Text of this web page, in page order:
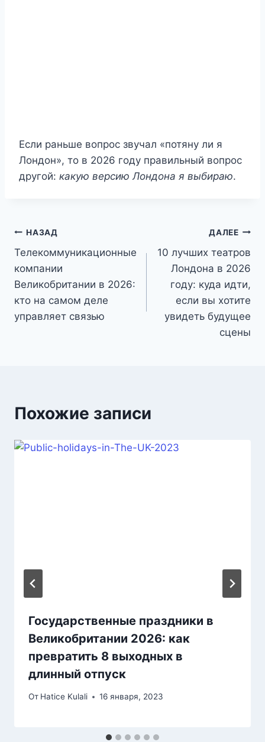
Если раньше вопрос звучал «потяну ли я
Лондон», то в 2026 году правильный вопрос
другой: какую версию Лондона я выбираю.
Навигация
по
записям
НАЗАД
Телекоммуникационные
компании
Великобритании в 2026:
кто на самом деле
управляет связью
ДАЛЕЕ
10 лучших театров
Лондона в 2026
году: куда идти,
если вы хотите
увидеть будущее
сцены
Похожие записи
Государственные праздники в
Великобритании 2026: как
превратить 8 выходных в
длинный отпуск
От Hatice Kulali 16 января, 2023